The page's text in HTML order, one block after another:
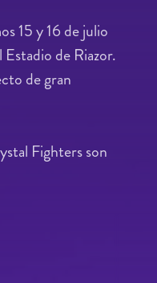
15 y 16 de julio
de Riazor.
de gran
Fighters son